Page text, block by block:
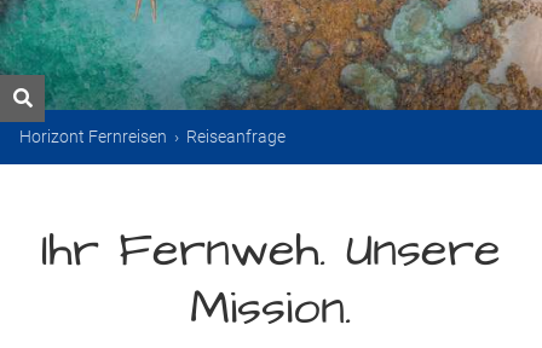
Horizont Fernreisen › Reiseanfrage
Ihr Fernweh. Unsere
Mission.